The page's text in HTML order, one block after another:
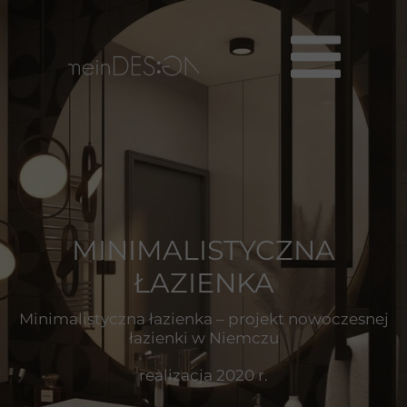
Minimalistyczna łazienka – projekt nowoczesnej
łazienki w Niemczu
realizacja 2020 r.
MINIMALISTYCZNA
ŁAZIENKA